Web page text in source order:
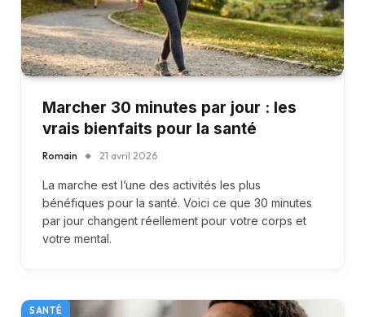
Marcher 30 minutes par jour : les
vrais bienfaits pour la santé
Romain 21 avril 2026
La marche est l’une des activités les plus
bénéfiques pour la santé. Voici ce que 30 minutes
par jour changent réellement pour votre corps et
votre mental.
SANTÉ